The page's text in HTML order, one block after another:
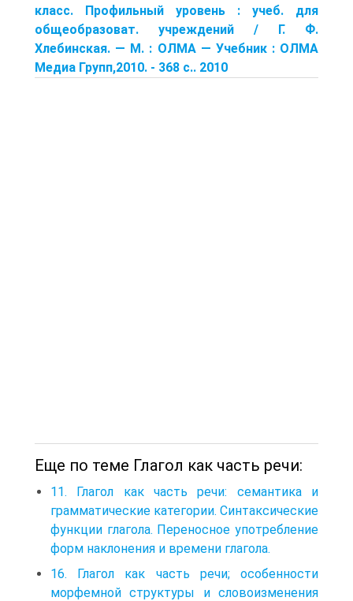
класс. Профильный уровень : учеб. для
общеобразоват. учреждений / Г. Ф.
Хлебинская. — М. : ОЛМА — Учебник : ОЛМА
Медиа Групп,2010. - 368 с.. 2010
Еще по теме Глагол как часть речи:
11. Глагол как часть речи: семантика и
грамматические категории. Синтаксические
функции глагола. Переносное употребление
форм наклонения и времени глагола.
16. Глагол как часть речи; особенности
морфемной структуры и словоизменения